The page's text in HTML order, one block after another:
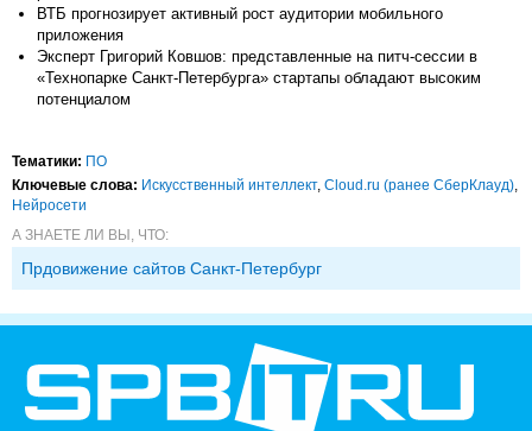
ВТБ прогнозирует активный рост аудитории мобильного
приложения
Эксперт Григорий Ковшов: представленные на питч-сессии в
«Технопарке Санкт-Петербурга» стартапы обладают высоким
потенциалом
Тематики: ПО
Ключевые слова: Искусственный интеллект, Cloud.ru (ранее СберКлауд),
Нейросети
А ЗНАЕТЕ ЛИ ВЫ, ЧТО:
Прдовижение сайтов Санкт-Петербург